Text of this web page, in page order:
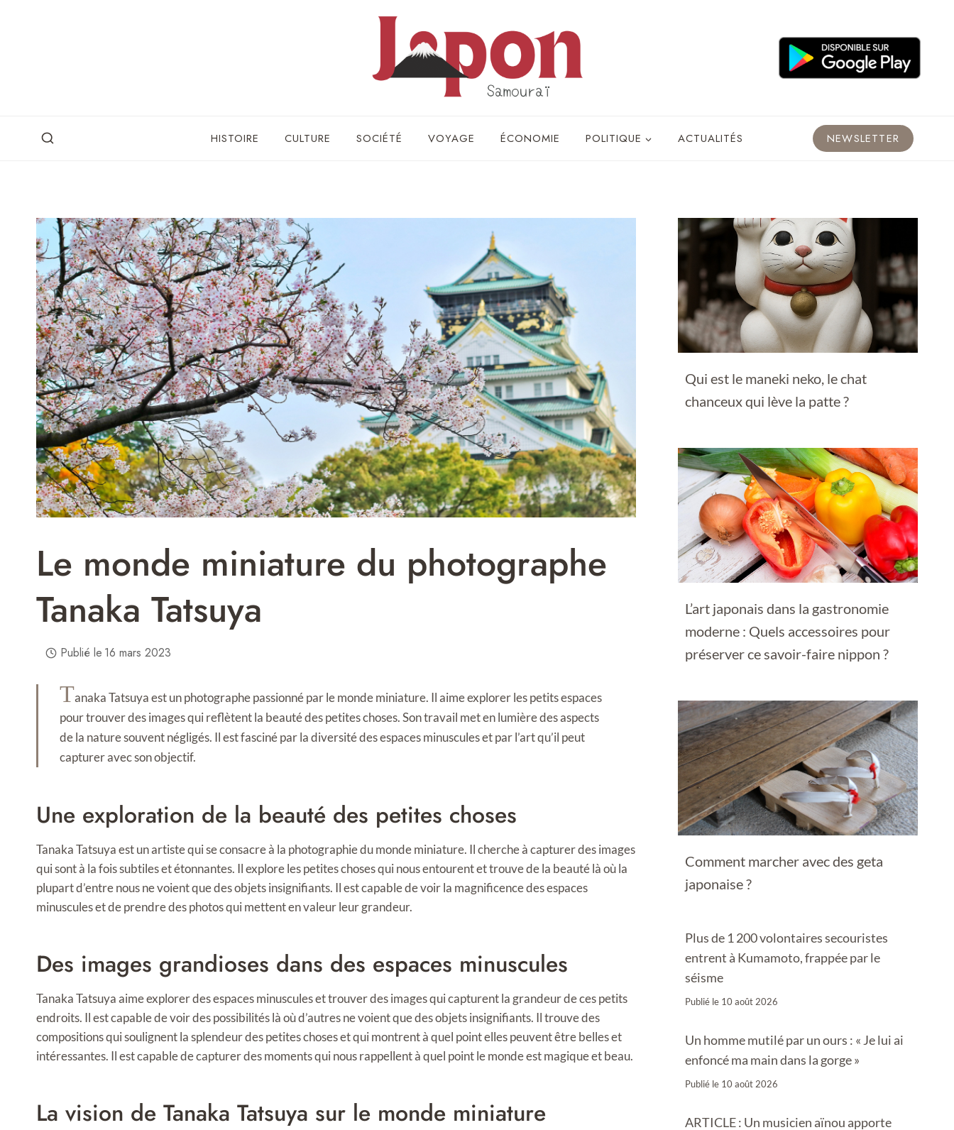
HISTOIRE CULTURE SOCIÉTÉ VOYAGE ÉCONOMIE POLITIQUE ACTUALITÉS NEWSLETTER
Le monde miniature du photographe
Tanaka Tatsuya
Publié le 16 mars 2023
Tanaka Tatsuya est un photographe passionné par le monde miniature. Il aime explorer les petits espaces
pour trouver des images qui reflètent la beauté des petites choses. Son travail met en lumière des aspects
de la nature souvent négligés. Il est fasciné par la diversité des espaces minuscules et par l’art qu’il peut
capturer avec son objectif.
Une exploration de la beauté des petites choses
Tanaka Tatsuya est un artiste qui se consacre à la photographie du monde miniature. Il cherche à capturer des images
qui sont à la fois subtiles et étonnantes. Il explore les petites choses qui nous entourent et trouve de la beauté là où la
plupart d’entre nous ne voient que des objets insignifiants. Il est capable de voir la magnificence des espaces
minuscules et de prendre des photos qui mettent en valeur leur grandeur.
Des images grandioses dans des espaces minuscules
Tanaka Tatsuya aime explorer des espaces minuscules et trouver des images qui capturent la grandeur de ces petits
endroits. Il est capable de voir des possibilités là où d’autres ne voient que des objets insignifiants. Il trouve des
compositions qui soulignent la splendeur des petites choses et qui montrent à quel point elles peuvent être belles et
intéressantes. Il est capable de capturer des moments qui nous rappellent à quel point le monde est magique et beau.
La vision de Tanaka Tatsuya sur le monde miniature
Qui est le maneki neko, le chat
chanceux qui lève la patte ?
L’art japonais dans la gastronomie
moderne : Quels accessoires pour
préserver ce savoir-faire nippon ?
Comment marcher avec des geta
japonaise ?
Plus de 1 200 volontaires secouristes
entrent à Kumamoto, frappée par le
séisme
Publié le 10 août 2026
Un homme mutilé par un ours : « Je lui ai
enfoncé ma main dans la gorge »
Publié le 10 août 2026
ARTICLE : Un musicien aïnou apporte